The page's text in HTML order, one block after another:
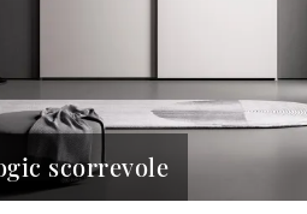
scorrevole